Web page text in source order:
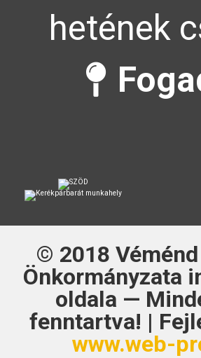
hetének
© 2018
Önkormányzata
oldala —
fenntartva! |
www.web-